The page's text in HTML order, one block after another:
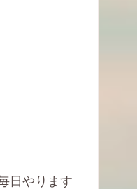
日やります